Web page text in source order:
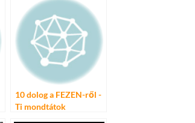
10 dolog a FEZEN-ről -
Ti mondtátok